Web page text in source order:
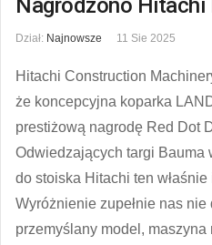
Dział: Najnowsze 11 Sie 2025
Hitachi Construction
że koncepcyjna koparka
prestiżową nagrodę Red Dot
Odwiedzających targi Bauma
do stoiska Hitachi ten
Wyróżnienie zupełnie nas
przemyślany model, maszyna